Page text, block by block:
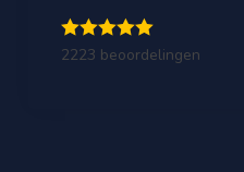
2223 beoordelingen